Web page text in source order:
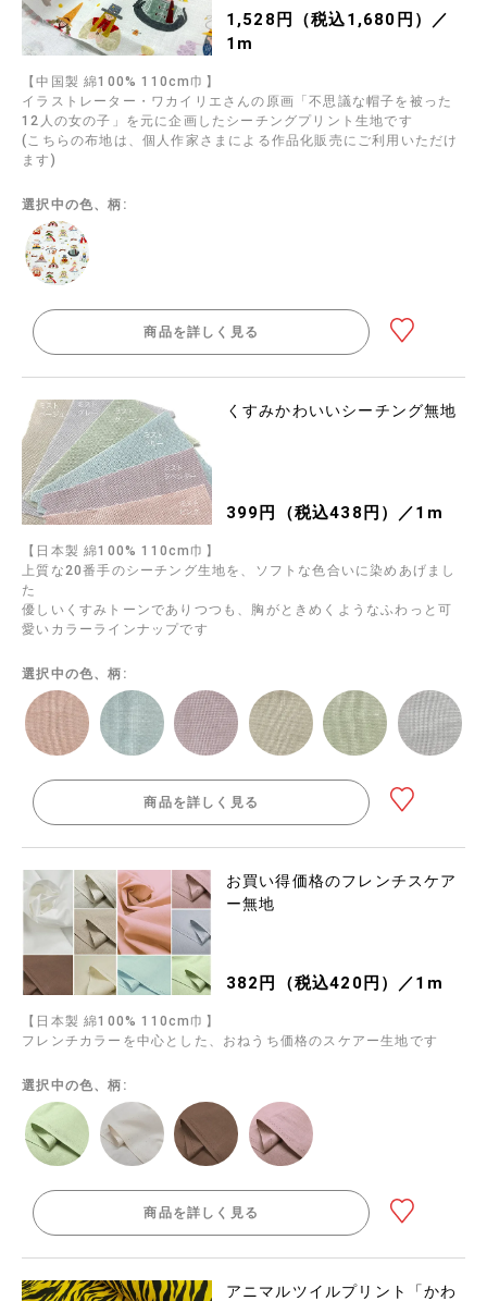
1,528円（税込1,680円）／
1m
【中国製 綿100% 110cm巾】
イラストレーター・ワカイリエさんの原画「不思議な帽子を被った
12人の女の子」を元に企画したシーチングプリント生地です
(こちらの布地は、個人作家さまによる作品化販売にご利用いただけ
ます)
選択中の色、柄:
商品を詳しく見る
くすみかわいいシーチング無地
399円（税込438円）／1m
【日本製 綿100% 110cm巾】
上質な20番手のシーチング生地を、ソフトな色合いに染めあげまし
た
優しいくすみトーンでありつつも、胸がときめくようなふわっと可
愛いカラーラインナップです
選択中の色、柄:
商品を詳しく見る
お買い得価格のフレンチスケア
ー無地
382円（税込420円）／1m
【日本製 綿100% 110cm巾】
フレンチカラーを中心とした、おねうち価格のスケアー生地です
選択中の色、柄:
商品を詳しく見る
アニマルツイルプリント「かわ